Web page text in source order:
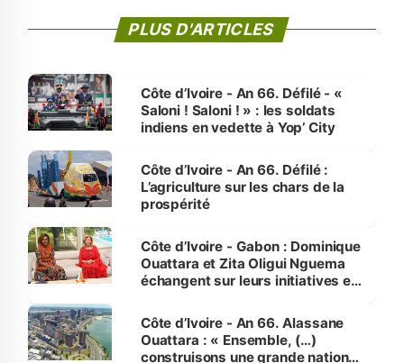
PLUS D'ARTICLES
Côte d’Ivoire - An 66. Défilé - «
Saloni ! Saloni ! » : les soldats
indiens en vedette à Yop’ City
Côte d’Ivoire - An 66. Défilé :
L’agriculture sur les chars de la
prospérité
Côte d’Ivoire - Gabon : Dominique
Ouattara et Zita Oligui Nguema
échangent sur leurs initiatives en
enfants
Côte d’Ivoire - An 66. Alassane
Ouattara : « Ensemble, (…)
construisons une grande nation